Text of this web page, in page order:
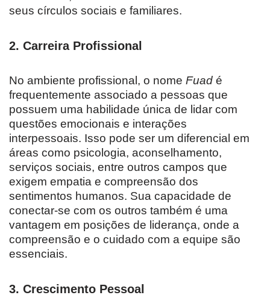
seus círculos sociais e familiares.
2. Carreira Profissional
No ambiente profissional, o nome Fuad é
frequentemente associado a pessoas que
possuem uma habilidade única de lidar com
questões emocionais e interações
interpessoais. Isso pode ser um diferencial em
áreas como psicologia, aconselhamento,
serviços sociais, entre outros campos que
exigem empatia e compreensão dos
sentimentos humanos. Sua capacidade de
conectar-se com os outros também é uma
vantagem em posições de liderança, onde a
compreensão e o cuidado com a equipe são
essenciais.
3. Crescimento Pessoal